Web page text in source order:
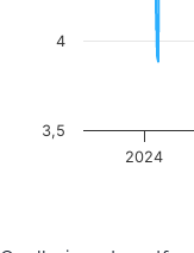
2024
3,5
4